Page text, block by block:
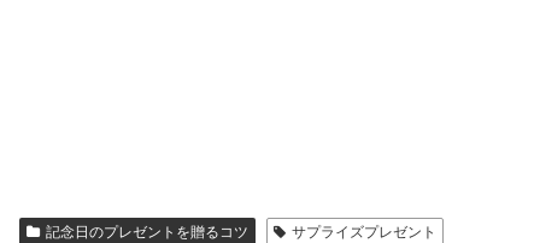
記念日のプレゼントを贈るコツ
サプライズプレゼント